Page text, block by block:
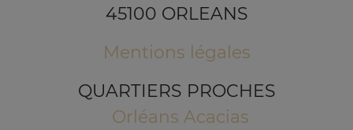
45100 ORLEANS
Mentions légales
QUARTIERS PROCHES
Orléans Acacias